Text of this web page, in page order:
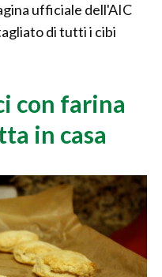
ufficiale dell'AIC
di tutti i cibi
con farina
in casa